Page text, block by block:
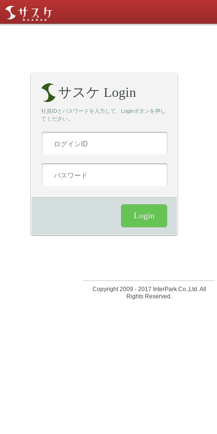
サスケ Login
社員IDとパスワードを入力して、Loginボタンを押し
てください。
Copyright 2009 - 2017 InterPark Co.,Ltd. All
Rights Reserved.